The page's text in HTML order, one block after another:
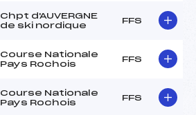
Chpt d'AUVERGNE
de ski nordique
FFS
Course Nationale
Pays Rochois
FFS
Course Nationale
Pays Rochois
FFS